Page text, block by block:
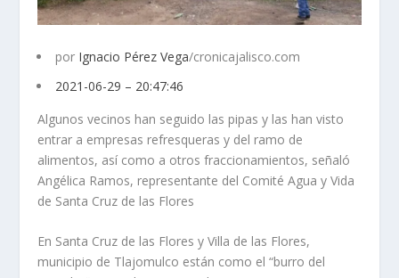
por Ignacio Pérez Vega/cronicajalisco.com
2021-06-29 – 20:47:46
Algunos vecinos han seguido las pipas y las han visto
entrar a empresas refresqueras y del ramo de
alimentos, así como a otros fraccionamientos, señaló
Angélica Ramos, representante del Comité Agua y Vida
de Santa Cruz de las Flores
En Santa Cruz de las Flores y Villa de las Flores,
municipio de Tlajomulco están como el “burro del